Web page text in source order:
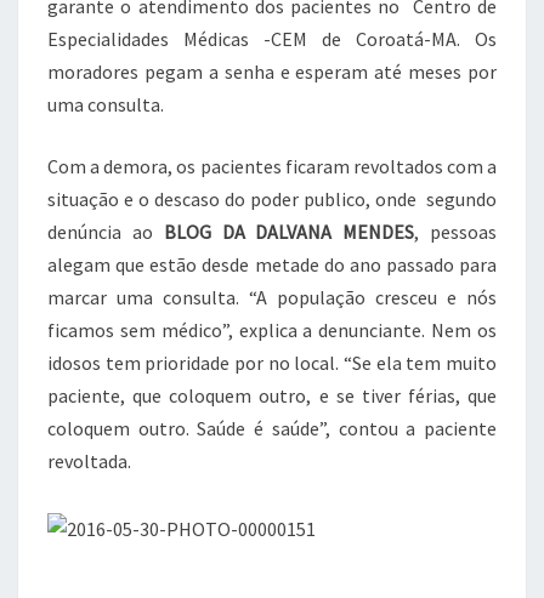
garante o atendimento dos pacientes no Centro de
Especialidades Médicas -CEM de Coroatá-MA. Os
moradores pegam a senha e esperam até meses por
uma consulta.
Com a demora, os pacientes ficaram revoltados com a
situação e o descaso do poder publico, onde segundo
denúncia ao BLOG DA DALVANA MENDES, pessoas
alegam que estão desde metade do ano passado para
marcar uma consulta. “A população cresceu e nós
ficamos sem médico”, explica a denunciante. Nem os
idosos tem prioridade por no local. “Se ela tem muito
paciente, que coloquem outro, e se tiver férias, que
coloquem outro. Saúde é saúde”, contou a paciente
revoltada.